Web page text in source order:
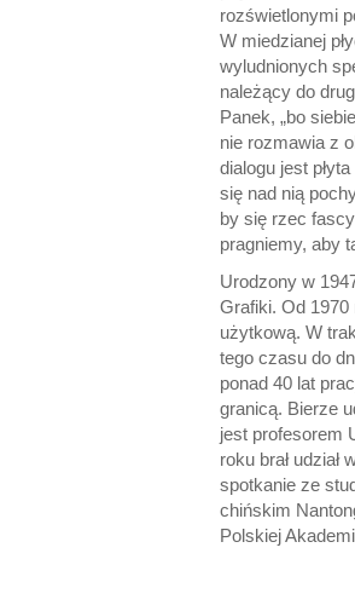
rozświetlonymi
W miedzianej
wyludnionych
należący do
Panek, „bo
nie rozmawia z
dialogu jest
się nad nią
by się rzec
pragniemy, aby
Urodzony w
Grafiki. Od 1970
użytkową. W
tego czasu do
ponad 40 lat
granicą. Bierze
jest profesorem
roku brał
spotkanie ze
chińskim
Polskiej